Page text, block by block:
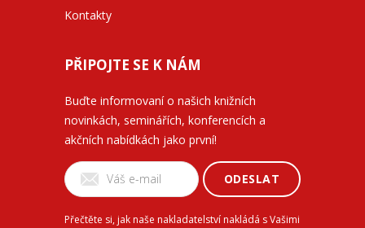
Kontakty
PŘIPOJTE SE K NÁM
Buďte informovaní o našich knižních
novinkách, seminářích, konferencích a
akčních nabídkách jako první!
ODESLAT
Přečtěte si, jak naše nakladatelství nakládá s Vašimi